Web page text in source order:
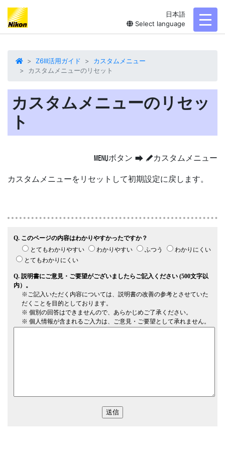
日本語
Select language
Z6III活用ガイド
カスタムメニュー
カスタムメニューのリセット
カスタムメニューのリセッ
ト
Gボタン U Aカスタムメニュー
カスタムメニューをリセットして初期設定に戻します。